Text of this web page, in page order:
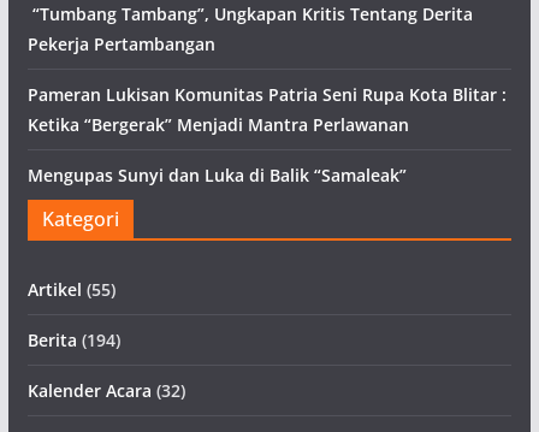
“Tumbang Tambang”, Ungkapan Kritis Tentang Derita
Pekerja Pertambangan
Pameran Lukisan Komunitas Patria Seni Rupa Kota Blitar :
Ketika “Bergerak” Menjadi Mantra Perlawanan
Mengupas Sunyi dan Luka di Balik “Samaleak”
Kategori
Artikel (55)
Berita (194)
Kalender Acara (32)